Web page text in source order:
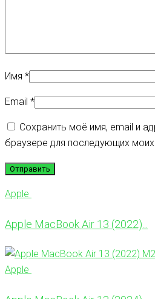
Имя *
Email *
Сохранить моё имя, email и
браузере для последующих
Apple
Apple MacBook Air 13 (2022)...
Apple